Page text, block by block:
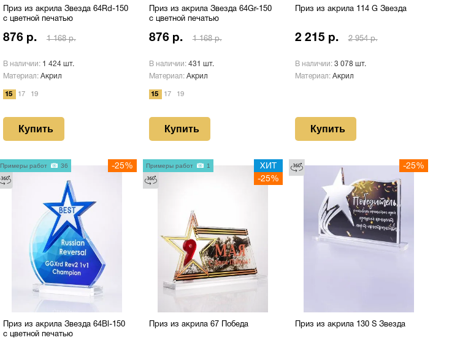
Приз из акрила Звезда 64Rd-150
с цветной печатью
876 р. 1 168 р.
В наличии: 1 424 шт.
Материал: Акрил
15 17 19
Купить
Приз из акрила Звезда 64Gr-150
с цветной печатью
876 р. 1 168 р.
В наличии: 431 шт.
Материал: Акрил
15 17 19
Купить
Приз из акрила 114 G Звезда
2 215 р. 2 954 р.
В наличии: 3 078 шт.
Материал: Акрил
Купить
Приз из акрила Звезда 64Bl-150
с цветной печатью
-25%
Примеры работ 36
Приз из акрила 67 Победа
ХИТ
-25%
Примеры работ 1
Приз из акрила 130 S Звезда
-25%